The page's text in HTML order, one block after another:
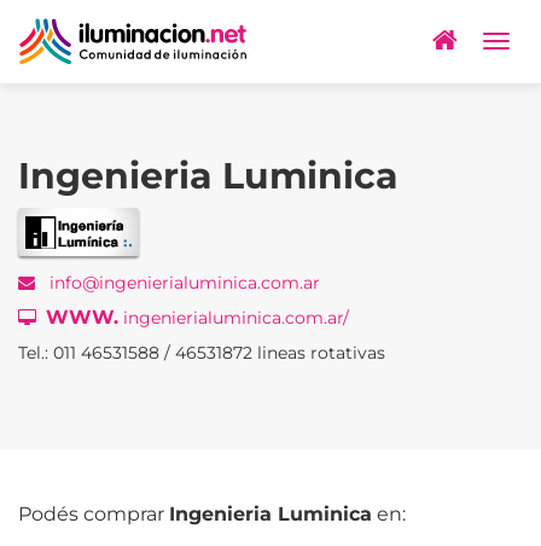
Ingenieria Luminica
info@ingenierialuminica.com.ar
WWW. ingenierialuminica.com.ar/
Tel.: 011 46531588 / 46531872 lineas rotativas
Podés comprar Ingenieria Luminica en: